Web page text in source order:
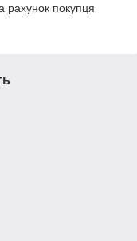
рахунок покупця